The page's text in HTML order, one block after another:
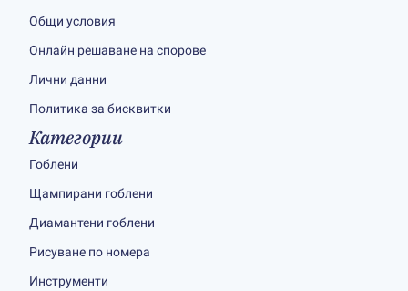
Общи условия
Онлайн решаване на спорове
Лични данни
Политика за бисквитки
Категории
Гоблени
Щампирани гоблени
Диамантени гоблени
Рисуване по номера
Инструменти